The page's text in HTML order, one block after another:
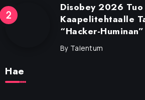
Disobey 2026 Tuo
Kaapelitehtaalle
“Hacker-Huminan”
By Talentum
Hae